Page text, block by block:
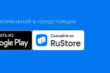
в предстоящих